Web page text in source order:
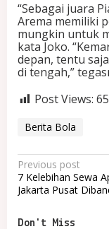
“Sebagai juara
Arema memiliki
mungkin untuk
kata Joko.
depan, tentu
di tengah,”
Post Views:
Berita Bola
P
o
Previous post
7 Kelebihan Sewa
Jakarta Pusat
Don't Miss